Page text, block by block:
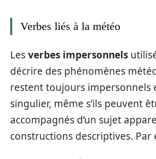
Verbes liés à la météo
Lesverbes impersonnels
décrire des phénomènes
restent toujours impersonnels
singulier, même s’ils peuvent
accompagnés d’un sujet
constructions descriptives. Par